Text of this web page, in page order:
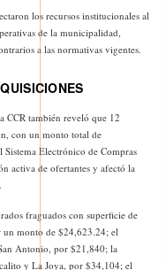
los recursos institucionales al
de la municipalidad,
a las normativas vigentes.
CCR también reveló que 12
con un monto total de
Electrónico de Compras
activa de ofertantes y afectó la
fraguados con superficie de
un monto de $24,623.24; el
Antonio, por $21,840; la
y La Joya, por $34,104; el